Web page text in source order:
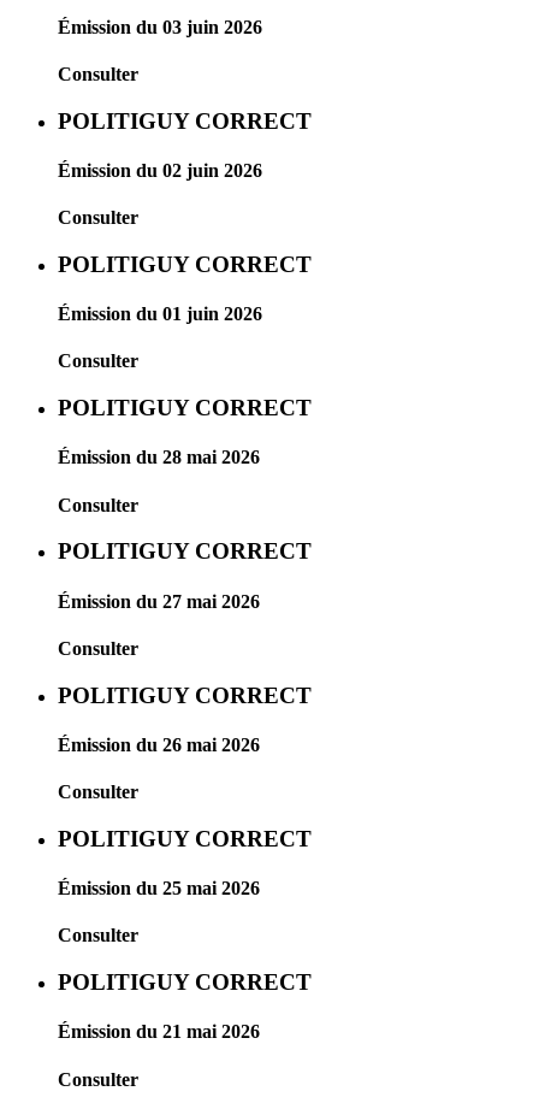
Émission du 03 juin 2026
Consulter
POLITIGUY CORRECT
Émission du 02 juin 2026
Consulter
POLITIGUY CORRECT
Émission du 01 juin 2026
Consulter
POLITIGUY CORRECT
Émission du 28 mai 2026
Consulter
POLITIGUY CORRECT
Émission du 27 mai 2026
Consulter
POLITIGUY CORRECT
Émission du 26 mai 2026
Consulter
POLITIGUY CORRECT
Émission du 25 mai 2026
Consulter
POLITIGUY CORRECT
Émission du 21 mai 2026
Consulter